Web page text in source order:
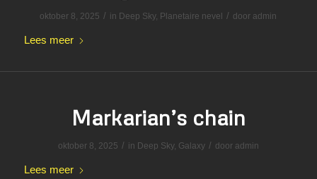
oktober 8, 2025 / in Deep Sky, Planetaire nevel / door admin
Lees meer
Markarian’s chain
oktober 8, 2025 / in Deep Sky, Galaxy / door admin
Lees meer